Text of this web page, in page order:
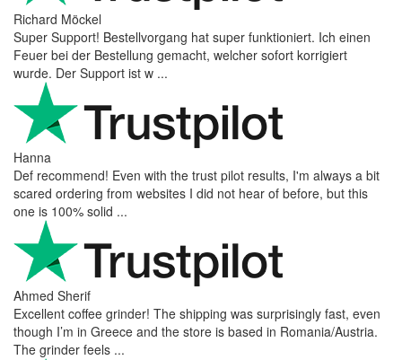
Richard Möckel
Super Support! Bestellvorgang hat super funktioniert. Ich einen
Feuer bei der Bestellung gemacht, welcher sofort korrigiert
wurde. Der Support ist w ...
Hanna
Def recommend! Even with the trust pilot results, I'm always a bit
scared ordering from websites I did not hear of before, but this
one is 100% solid ...
Ahmed Sherif
Excellent coffee grinder! The shipping was surprisingly fast, even
though I’m in Greece and the store is based in Romania/Austria.
The grinder feels ...